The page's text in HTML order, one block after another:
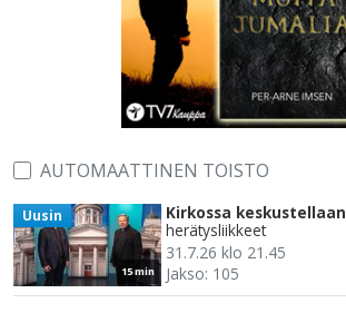
AUTOMAATTINEN TOISTO
15 min
Uusin Kirkossa keskustellaan
herätysliikkeet
31.7.26 klo 21.45
Jakso: 105